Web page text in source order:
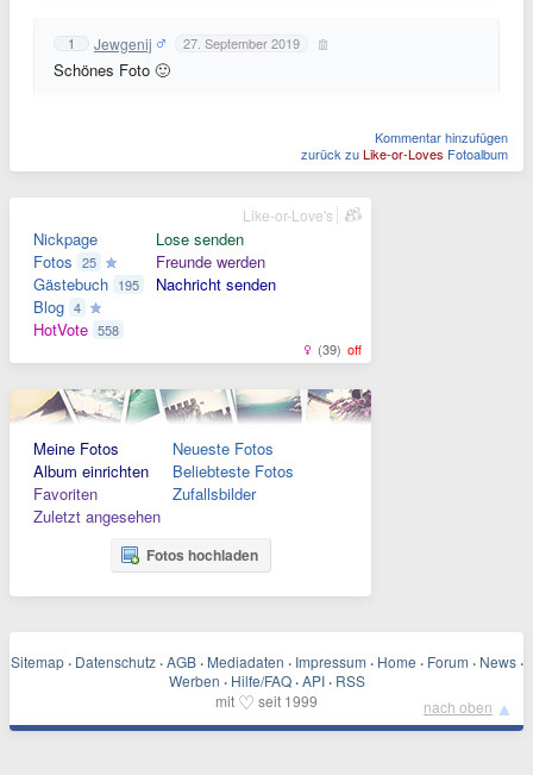
1 Jewgenij 27. September 2019
Schönes Foto 🙂
Kommentar hinzufügen
zurück zuLike-or-Loves Fotoalbum
Nickpage
Fotos 25
Gästebuch 195
Blog 4
HotVote 558
Lose senden
Freunde werden
Nachricht senden
(39) off
Like-or-Love's
Meine Fotos
Album einrichten
Favoriten
Zuletzt angesehen
Neueste Fotos
Beliebteste Fotos
Zufallsbilder
Fotos hochladen
Sitemap · Datenschutz · AGB · Mediadaten · Impressum · Home · Forum · News ·
Werben · Hilfe/FAQ · API · RSS
mit ♡ seit 1999 nach oben ▲